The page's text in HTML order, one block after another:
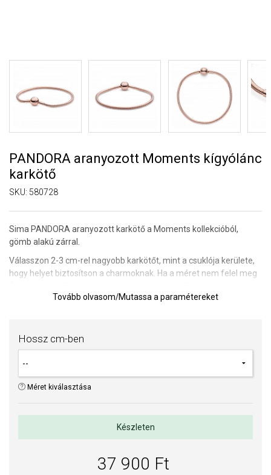
PANDORA aranyozott Moments kígyólánc
karkötő
SKU: 580728
Sima PANDORA aranyozott karkötő a Moments kollekcióból,
gömb alakú zárral.
Válasszon 2-3 cm-rel nagyobb karkötőt, mint a csuklója kerülete,
hogy helyet biztosítson a charmoknak. Ha a méret nem felel meg
még nem viselte azt.
A ragyogó és elegáns aranyozott PANDORA kollekcióta réz és az
ezüst
kombinációja
alkotja. Felhívjuk a figyelmét, hogy a magas réztartalmú ékszerek
lágy színe az idő múlásával a viselés következtében
Biztos lehet benne, hogy eredeti ékszert vásárol, komplett márkás
Tovább olvasom/Mutassa a paramétereket
Hossz cm-ben
Méret kiválasztása
Készleten
37 900 Ft